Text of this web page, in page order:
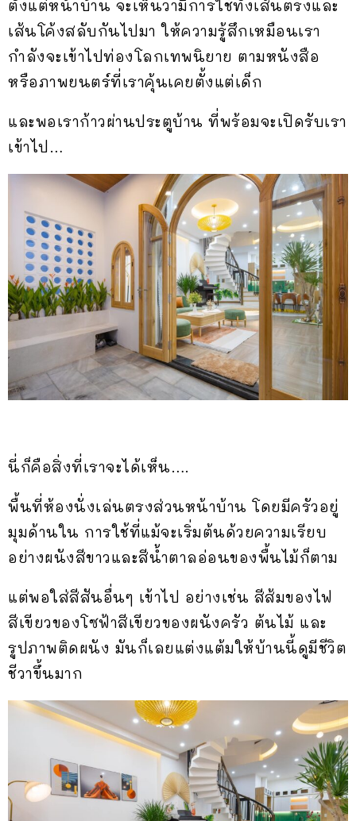
ตั้งแต่หน้าบ้าน จะเห็นว่ามีการใช้ทั้งเส้นตรงและ
เส้นโค้งสลับกันไปมา ให้ความรู้สึกเหมือนเรา
กำลังจะเข้าไปท่องโลกเทพนิยาย ตามหนังสือ
หรือภาพยนตร์ที่เราคุ้นเคยตั้งแต่เด็ก
และพอเราก้าวผ่านประตูบ้าน ที่พร้อมจะเปิดรับเรา
เข้าไป…
นี่ก็คือสิ่งที่เราจะได้เห็น….
พื้นที่ห้องนั่งเล่นตรงส่วนหน้าบ้าน โดยมีครัวอยู่
มุมด้านใน การใช้ที่แม้จะเริ่มต้นด้วยความเรียบ
อย่างผนังสีขาวและสีน้ำตาลอ่อนของพื้นไม้ก็ตาม
แต่พอใส่สีสันอื่นๆ เข้าไป อย่างเช่น สีส้มของไฟ
สีเขียวของโซฟ้าสีเขียวของผนังครัว ต้นไม้ และ
รูปภาพติดผนัง มันก็เลยแต่งแต้มให้บ้านนี้ดูมีชีวิต
ชีวาขึ้นมาก